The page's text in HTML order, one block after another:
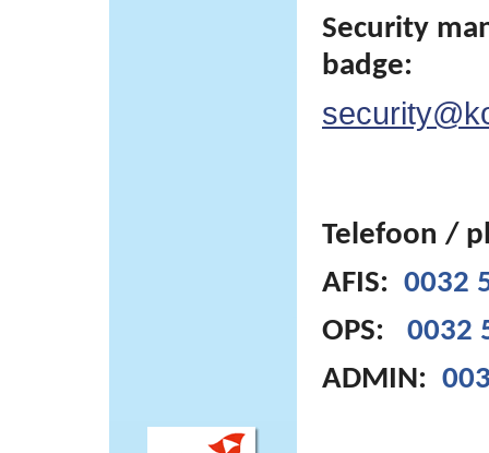
Security
badge:
Telefoon /
AFIS: 0032
OPS: 0032
ADMIN: